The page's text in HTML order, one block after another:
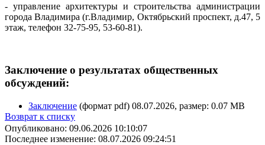
- управление архитектуры и строительства администрации
города Владимира (г.Владимир, Октябрьский проспект, д.47, 5
этаж, телефон 32-75-95, 53-60-81).
Заключение о результатах общественных
обсуждений:
Заключение (формат pdf) 08.07.2026, размер: 0.07 MB
Возврат к списку
Опубликовано: 09.06.2026 10:10:07
Последнее изменение: 08.07.2026 09:24:51